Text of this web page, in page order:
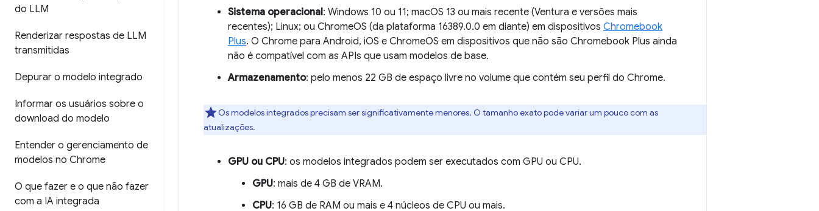
do LLM
Renderizar respostas de LLM
transmitidas
Depurar o modelo integrado
Informar os usuários sobre o
download do modelo
Entender o gerenciamento de
modelos no Chrome
O que fazer e o que não fazer
com a IA integrada
Sistema operacional: Windows 10 ou 11; macOS 13 ou mais recente (Ventura e versões mais
recentes); Linux; ou ChromeOS (da plataforma 16389.0.0 em diante) em dispositivos Chromebook
Plus. O Chrome para Android, iOS e ChromeOS em dispositivos que não são Chromebook Plus ainda
não é compatível com as APIs que usam modelos de base.
Armazenamento: pelo menos 22 GB de espaço livre no volume que contém seu perfil do Chrome.
Os modelos integrados precisam ser significativamente menores. O tamanho exato pode variar um pouco com as
atualizações.
GPU ou CPU: os modelos integrados podem ser executados com GPU ou CPU.
GPU: mais de 4 GB de VRAM.
CPU: 16 GB de RAM ou mais e 4 núcleos de CPU ou mais.